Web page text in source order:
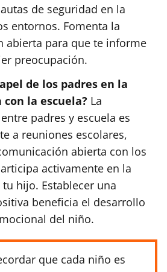
de seguridad en la
entornos. Fomenta la
abierta para que te informe
preocupación.
de los padres en la
la escuela? La
padres y escuela es
a reuniones escolares,
abierta con los
activamente en la
hijo. Establecer una
beneficia el desarrollo
del niño.
que cada niño es